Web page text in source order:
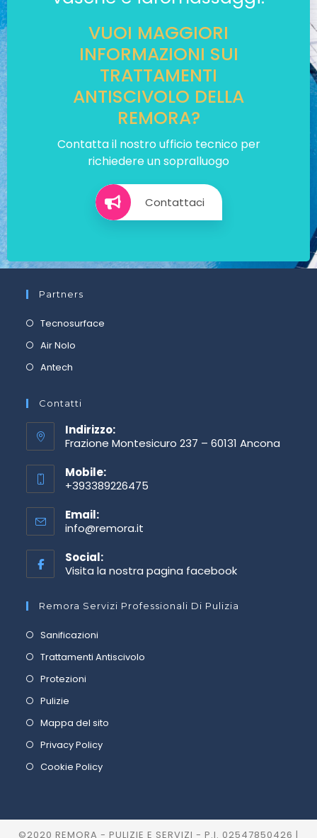
VUOI MAGGIORI
INFORMAZIONI SUI
TRATTAMENTI
ANTISCIVOLO DELLA
REMORA?
Contatta il nostro ufficio tecnico per
richiedere un sopralluogo
Contattaci
Partners
Tecnosurface
Air Nolo
Antech
Contatti
Indirizzo:
Frazione Montesicuro 237 – 60131 Ancona
Mobile:
+393389226475
Email:
info@remora.it
Social:
Visita la nostra pagina facebook
Remora Servizi Professionali Di Pulizia
Sanificazioni
Trattamenti Antiscivolo
Protezioni
Pulizie
Mappa del sito
Privacy Policy
Cookie Policy
©2020 REMORA - PULIZIE E SERVIZI - P.I. 02547850426 |